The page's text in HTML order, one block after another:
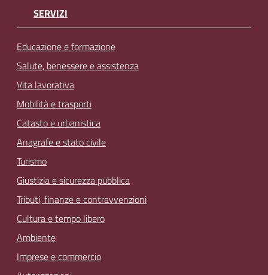
SERVIZI
Educazione e formazione
Salute, benessere e assistenza
Vita lavorativa
Mobilità e trasporti
Catasto e urbanistica
Anagrafe e stato civile
Turismo
Giustizia e sicurezza pubblica
Tributi, finanze e contravvenzioni
Cultura e tempo libero
Ambiente
Imprese e commercio